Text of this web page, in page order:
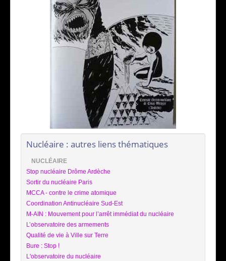
Nucléaire : autres liens thématiques
NUCLÉAIRE
Stop nucléaire Drôme Ardèche
Sortir du nucléaire Paris
MCCA - contre le crime atomique
Coordination Antinucléaire Sud-Est
M-AIN : Mouvement pour l’arrêt immédiat du nucléaire
L’observatoire des armements
Qualité de vie à Ville sur Terre
Bure : Stop !
L'observatoire du nucléaire